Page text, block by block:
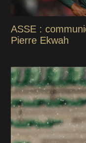
ASSE :
Pierre Ekwah